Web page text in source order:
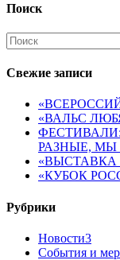
Поиск
Свежие записи
«ВАЛЬС
РАЗНЫЕ, МЫ
«КУБОК
Рубрики
Новости3
События и